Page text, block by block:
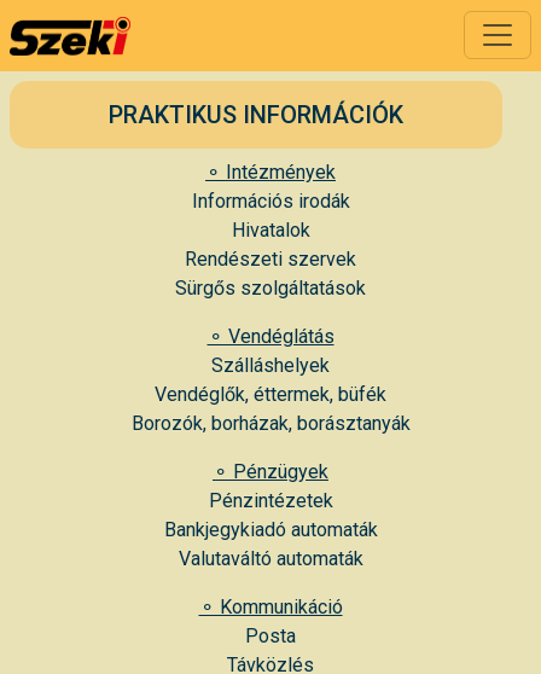
PRAKTIKUS INFORMÁCIÓK
⚬ Intézmények
Információs irodák
Hivatalok
Rendészeti szervek
Sürgős szolgáltatások
⚬ Vendéglátás
Szálláshelyek
Vendéglők, éttermek, büfék
Borozók, borházak, borásztanyák
⚬ Pénzügyek
Pénzintézetek
Bankjegykiadó automaták
Valutaváltó automaták
⚬ Kommunikáció
Posta
Távközlés